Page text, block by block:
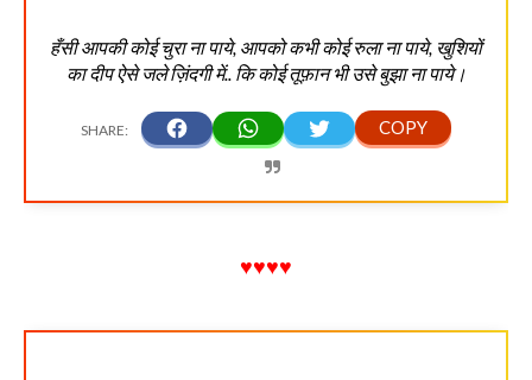
हँसी आपकी कोई चुरा ना पाये, आपको कभी कोई रुला ना पाये, खुशियों
का दीप ऐसे जले ज़िंदगी में.. कि कोई तूफ़ान भी उसे बुझा ना पाये।
♥♥♥♥